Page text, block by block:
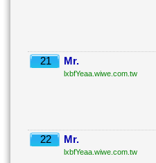
21 Mr.
lxbfYeaa.wiwe.com.tw
22 Mr.
lxbfYeaa.wiwe.com.tw